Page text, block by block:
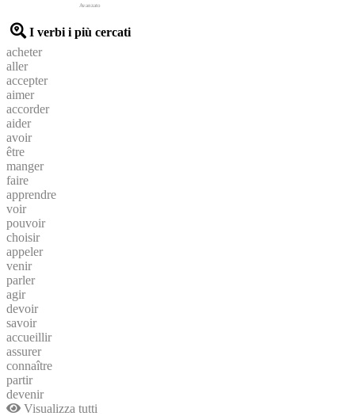
Avanzato
I verbi i più cercati
acheter
aller
accepter
aimer
accorder
aider
avoir
être
manger
faire
apprendre
voir
pouvoir
choisir
appeler
venir
parler
agir
devoir
savoir
accueillir
assurer
connaître
partir
devenir
Visualizza tutti